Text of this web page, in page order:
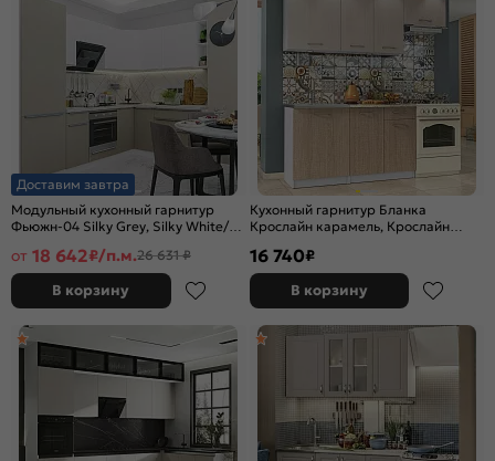
Доставим завтра
Модульный кухонный гарнитур
Фьюжн-04 Silky Grey, Silky White/
от 18 642₽/п.м.26 631 ₽
В корзину
Кухонный гарнитур Бланка
Крослайн карамель, Крослайн
16 740₽
В корзину